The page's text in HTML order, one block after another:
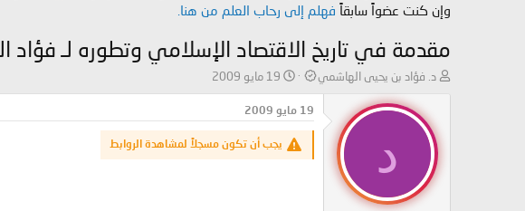
وإن كنت عضواً سابقاً فهلم إلى رحاب العلم من هنا.
مقدمة في تاريخ الاقتصاد الإسلامي وتطوره لـ فؤاد
ب
ئ
ا
ل
م
و
د. فؤاد بن يحيى الهاشمي
ت
ا
ر
ي
خ
ا
19 مايو 2009
د
19 مايو 2009
يجب أن تكون مسجلاً لمشاهدة الروابط